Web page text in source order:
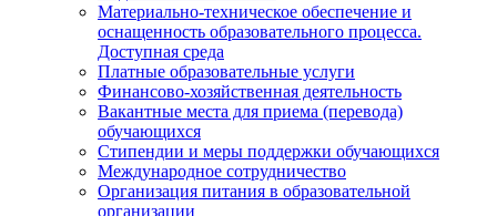
Материально-техническое обеспечение и
оснащенность образовательного процесса.
Доступная среда
Платные образовательные услуги
Финансово-хозяйственная деятельность
Вакантные места для приема (перевода)
обучающихся
Стипендии и меры поддержки обучающихся
Международное сотрудничество
Организация питания в образовательной
организации